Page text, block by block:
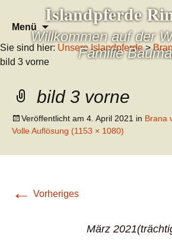
Islandpferde
Willkommen auf der
Familie
Menü
Zum
Inhalt
springen
Sie sind hier: Unsere Islandpferde>
bild 3 vorne
bild 3 vorne
Veröffentlicht am 4. April 2021 in Brana
Volle Auflösung (1153 × 1080)
← Vorheriges
März